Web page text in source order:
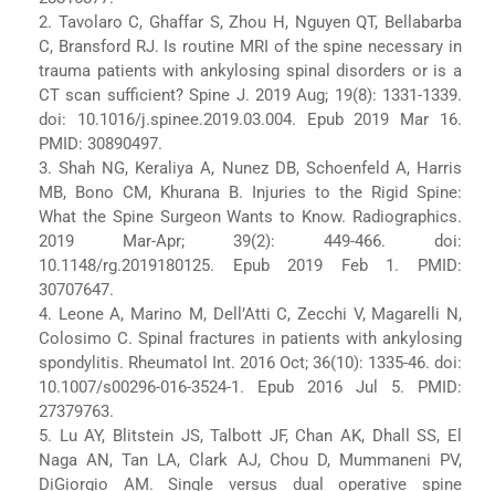
2. Tavolaro C, Ghaffar S, Zhou H, Nguyen QT, Bellabarba
C, Bransford RJ. Is routine MRI of the spine necessary in
trauma patients with ankylosing spinal disorders or is a
CT scan sufficient? Spine J. 2019 Aug; 19(8): 1331-1339.
doi: 10.1016/j.spinee.2019.03.004. Epub 2019 Mar 16.
PMID: 30890497.
3. Shah NG, Keraliya A, Nunez DB, Schoenfeld A, Harris
MB, Bono CM, Khurana B. Injuries to the Rigid Spine:
What the Spine Surgeon Wants to Know. Radiographics.
2019 Mar-Apr; 39(2): 449-466. doi:
10.1148/rg.2019180125. Epub 2019 Feb 1. PMID:
30707647.
4. Leone A, Marino M, Dell’Atti C, Zecchi V, Magarelli N,
Colosimo C. Spinal fractures in patients with ankylosing
spondylitis. Rheumatol Int. 2016 Oct; 36(10): 1335-46. doi:
10.1007/s00296-016-3524-1. Epub 2016 Jul 5. PMID:
27379763.
5. Lu AY, Blitstein JS, Talbott JF, Chan AK, Dhall SS, El
Naga AN, Tan LA, Clark AJ, Chou D, Mummaneni PV,
DiGiorgio AM. Single versus dual operative spine